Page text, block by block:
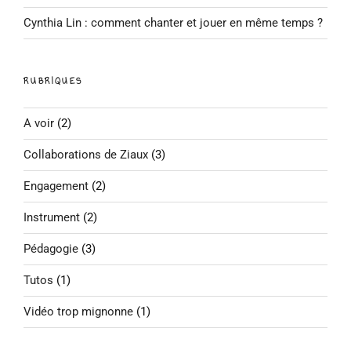
Cynthia Lin : comment chanter et jouer en même temps ?
RUBRIQUES
A voir (2)
Collaborations de Ziaux (3)
Engagement (2)
Instrument (2)
Pédagogie (3)
Tutos (1)
Vidéo trop mignonne (1)